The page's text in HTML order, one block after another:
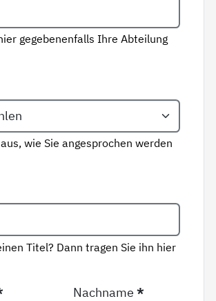
gegebenenfalls Ihre Abteilung
wie Sie angesprochen werden
Titel? Dann tragen Sie ihn hier
Nachname*